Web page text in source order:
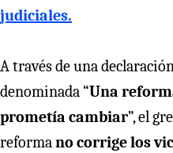
judiciales.
A través de una
denominada “Una
prometía cambiar”, el
reformano corrige los